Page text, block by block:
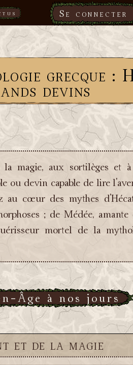
Se connecter
grecque :
devins
magie, aux sortilèges et
ou devin capable de lire
au cœur des mythes
; de Médée,
mortel de la
Âge à nos jours
et de la magie